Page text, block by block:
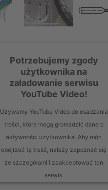
Potrzebujemy zgody
użytkownika na
załadowanie serwisu
YouTube Video!
Używamy YouTube Video do osadzania
treści, które mogą gromadzić dane o
aktywności użytkownika. Aby móc
obejrzeć tę treść, należy zapoznać się
ze szczegółami i zaakceptować ten
serwis.